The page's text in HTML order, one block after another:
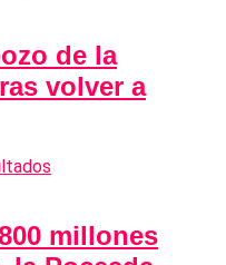
de la
volver a
millones